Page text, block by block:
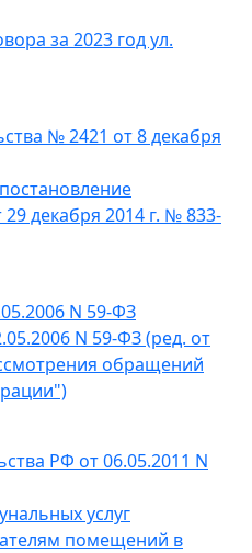
за 2023 год ул.
№ 2421 от 8 декабря
декабря 2014 г. № 833-
N 59-ФЗ
N 59-ФЗ (ред. от
обращений
РФ от 06.05.2011 N
услуг
помещений в